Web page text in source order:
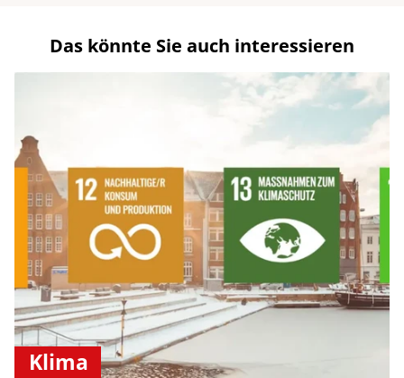
Das könnte Sie auch interessieren
Klima